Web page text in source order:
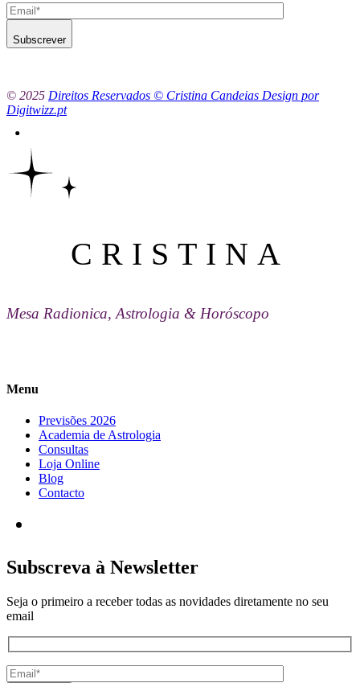
Subscrever
© 2025 Direitos Reservados © Cristina Candeias Design por
Digitwizz.pt
CRISTINA
Mesa Radionica, Astrologia & Horóscopo
Menu
Previsões 2026
Academia de Astrologia
Consultas
Loja Online
Blog
Contacto
Subscreva à Newsletter
Seja o primeiro a receber todas as novidades diretamente no seu
email